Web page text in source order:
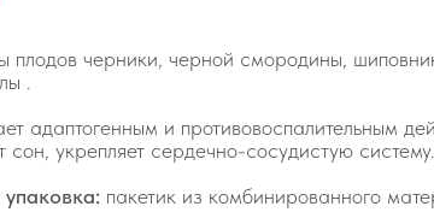
плодов черники, черной смородины,
.
адаптогенным и противовоспалительным
сон, укрепляет сердечно-сосудистую систему.
пакетик из комбинированного